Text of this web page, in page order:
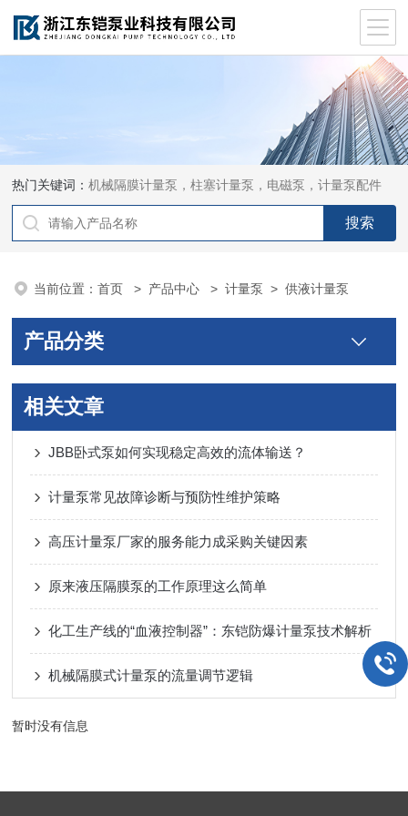
热门关键词：机械隔膜计量泵，柱塞计量泵，电磁泵，计量泵配件
当前位置：首页 > 产品中心 >计量泵 >供液计量泵
产品分类
相关文章
JBB卧式泵如何实现稳定高效的流体输送？
计量泵常见故障诊断与预防性维护策略
高压计量泵厂家的服务能力成采购关键因素
原来液压隔膜泵的工作原理这么简单
化工生产线的“血液控制器”：东铠防爆计量泵技术解析
机械隔膜式计量泵的流量调节逻辑
暂时没有信息